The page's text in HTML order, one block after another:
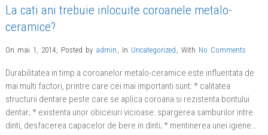
La cati ani trebuie inlocuite coroanele metalo-
ceramice?
On mai 1, 2014, Posted by admin , In Uncategorized , With No Comments
Durabilitatea in timp a coroanelor metalo-ceramice este influentata de
mai multi factori, printre care cei mai importanti sunt: * calitatea
structurii dentare peste care se aplica coroana si rezistenta bontului
dentar; * existenta unor obiceiuri vicioase: spargerea samburilor intre
dinti, desfacerea capacelor de bere in dinti; * mentinerea unei igiene…